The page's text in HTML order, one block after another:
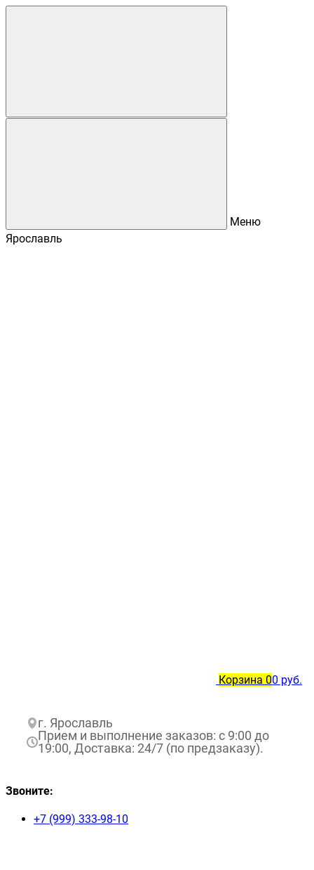
Меню
Ярославль
Корзина 00 руб.
г. Ярославль
Прием и выполнение заказов: с 9:00 до
19:00, Доставка: 24/7 (по предзаказу).
Звоните:
+7 (999) 333-98-10